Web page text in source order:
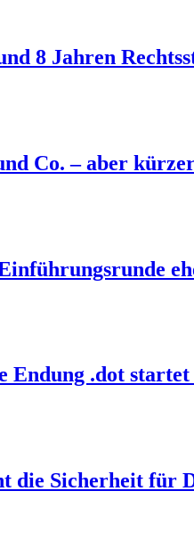
8 Jahren
Co. – aber
Endung .dot
die Sicherheit